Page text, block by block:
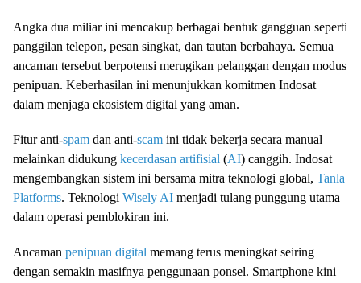
Angka dua miliar ini mencakup berbagai bentuk gangguan seperti
panggilan telepon, pesan singkat, dan tautan berbahaya. Semua
ancaman tersebut berpotensi merugikan pelanggan dengan modus
penipuan. Keberhasilan ini menunjukkan komitmen Indosat
dalam menjaga ekosistem digital yang aman.
Fitur anti-spam dan anti-scam ini tidak bekerja secara manual
melainkan didukung kecerdasan artifisial (AI) canggih. Indosat
mengembangkan sistem ini bersama mitra teknologi global, Tanla
Platforms. Teknologi Wisely AI menjadi tulang punggung utama
dalam operasi pemblokiran ini.
Ancaman penipuan digital memang terus meningkat seiring
dengan semakin masifnya penggunaan ponsel. Smartphone kini